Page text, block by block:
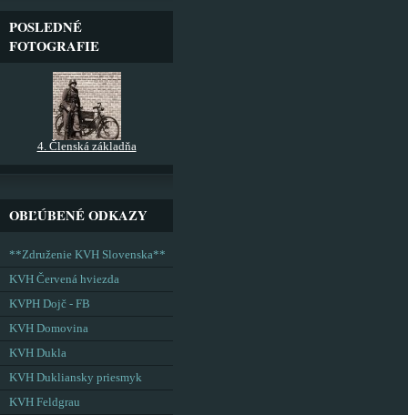
POSLEDNÉ
FOTOGRAFIE
4. Členská základňa
OBĽÚBENÉ ODKAZY
**Združenie KVH Slovenska**
KVH Červená hviezda
KVPH Dojč - FB
KVH Domovina
KVH Dukla
KVH Dukliansky priesmyk
KVH Feldgrau